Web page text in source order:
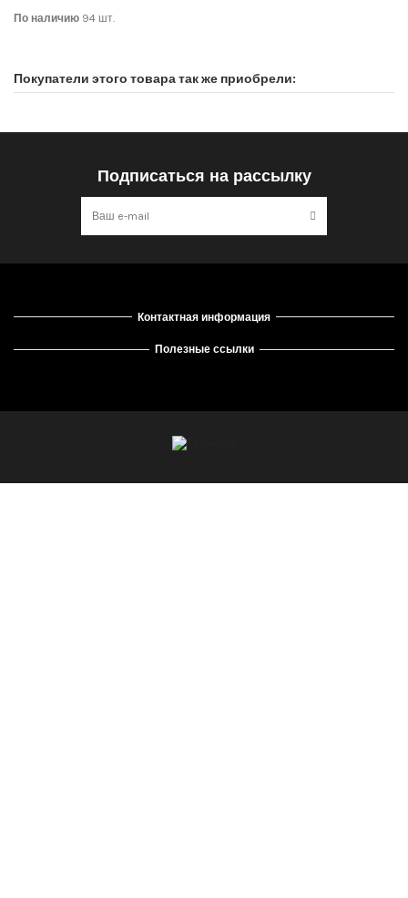
По наличию 94 шт.
Покупатели этого товара так же приобрели:
Подписаться на рассылку
Контактная информация
Полезные ссылки